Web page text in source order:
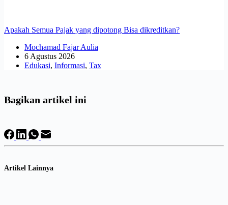
Apakah Semua Pajak yang dipotong Bisa dikreditkan?
Mochamad Fajar Aulia
6 Agustus 2026
Edukasi, Informasi, Tax
Bagikan artikel ini
Artikel Lainnya